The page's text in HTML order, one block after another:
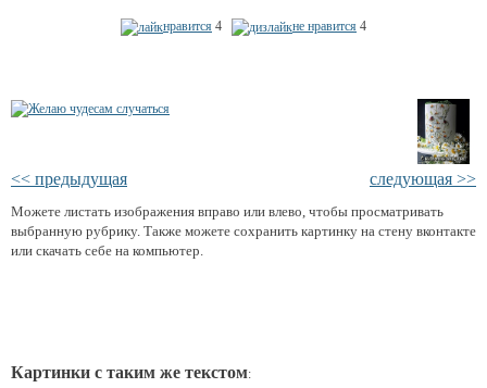
нравится 4 не нравится 4
<< предыдущая следующая >>
Можете листать изображения вправо или влево, чтобы просматривать
выбранную рубрику. Также можете сохранить картинку на стену вконтакте
или скачать себе на компьютер.
Картинки с таким же текстом: